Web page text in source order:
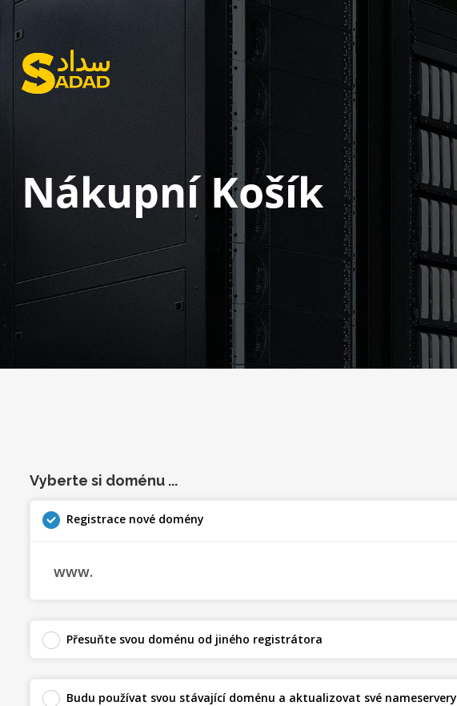
Nákupní Košík
Vyberte si doménu ...
Registrace nové domény
www.
Přesuňte svou doménu od jiného registrátora
Budu používat svou stávající doménu a aktualizovat své nameservery